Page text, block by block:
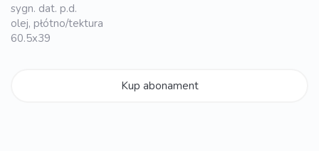
sygn. dat. p.d.
olej, płótno/tektura
60.5x39
Kup abonament